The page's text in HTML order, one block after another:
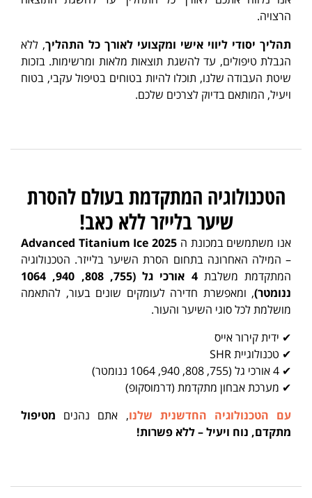
הרצויה.
תהליך יסודי ליווי אישי ומקצועי לאורך כל התהליך, ללא
הגבלת טיפולים, עד להשגת תוצאות מלאות ומרשימות. בזכות
שיטת העבודה שלנו, תוכלו להיות בטוחים בטיפול עקבי, בטוח
ויעיל, המותאם בדיוק לצרכים שלכם.
אנו משתמשים במכונת ה Advanced Titanium Ice 2025
– המילה האחרונה בתחום הסרת השיער בלייזר. הטכנולוגיה
המתקדמת משלבת
4 אורכי גל (755, 808, 940, 1064
ננומטר), ומאפשרת חדירה לעומקים שונים בעור, להתאמה
מושלמת לכל סוגי השיער והעור.
✔ ידית קירור אייס
✔ טכנולוגיית SHR
✔ 4 אורכי גל (755, 808, 940, 1064 ננומטר)
✔ מערכת אבחון מתקדמת (דרמוסקופ)
עם הטכנולוגיה החדשנית שלנו, אתם נהנים מטיפול
מתקדם, נוח ויעיל – ללא פשרות!
הטכנולוגיה המתקדמת בעולם להסרת
שיער בלייזר ללא כאב!